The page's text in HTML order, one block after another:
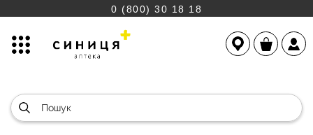
0 (800) 30 18 18